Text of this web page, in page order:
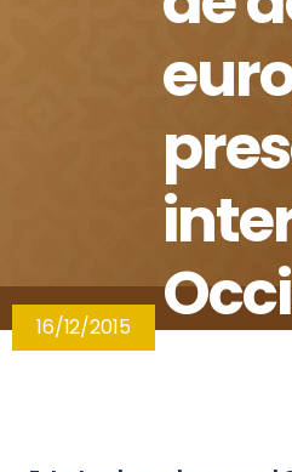
16/12/2015